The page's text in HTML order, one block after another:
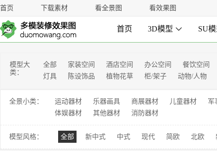
首页 下载素材 看全景图 看效果图
首页 3D模型  SU
模型大
类：
全部 家装空间 酒店空间 办公空间
餐饮空间
灯具
陈设饰品 植物花草 柜/架子 动物/人物
全景小类： 运动器材 乐器画具 商展器材 儿童器材
军
体娱器材
其他器材 消防器材
模型风格： 全部 新中式 中式 现代 简欧 北欧